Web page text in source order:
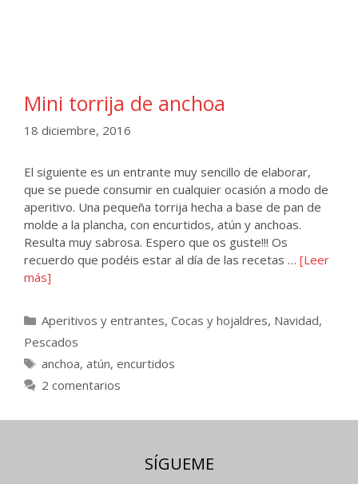
Mini torrija de anchoa
18 diciembre, 2016
El siguiente es un entrante muy sencillo de elaborar,
que se puede consumir en cualquier ocasión a modo de
aperitivo. Una pequeña torrija hecha a base de pan de
molde a la plancha, con encurtidos, atún y anchoas.
Resulta muy sabrosa. Espero que os guste!!! Os
recuerdo que podéis estar al día de las recetas … [Leer
más]
Categorías
Aperitivos y entrantes, Cocas y hojaldres, Navidad,
Pescados
Etiquetas
anchoa, atún, encurtidos
2 comentarios
SÍGUEME